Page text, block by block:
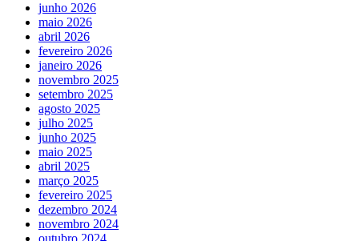
junho 2026
maio 2026
abril 2026
fevereiro 2026
janeiro 2026
novembro 2025
setembro 2025
agosto 2025
julho 2025
junho 2025
maio 2025
abril 2025
março 2025
fevereiro 2025
dezembro 2024
novembro 2024